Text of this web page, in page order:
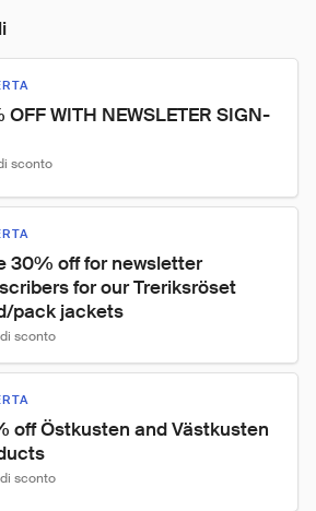
OFF WITH NEWSLETER SIGN-
sconto
30% off for newsletter
for our Treriksröset
pack jackets
sconto
off Östkusten and Västkusten
sconto